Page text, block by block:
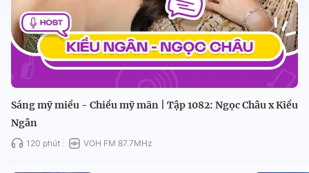
Sáng mỹ miều - Chiều mỹ mãn | Tập 1082: Ngọc Châu x Kiều
Ngân
120 phút VOH FM 87.7MHz